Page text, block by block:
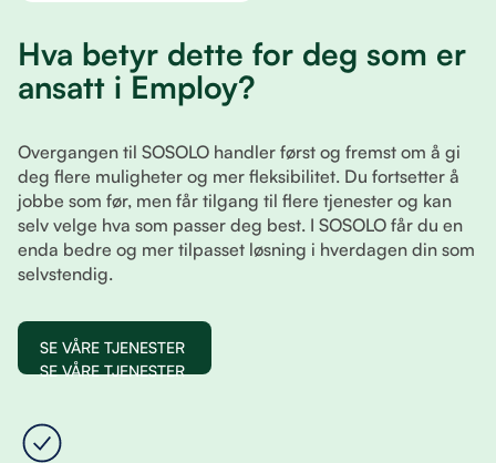
Hva betyr dette for deg som er
ansatt i Employ?
Overgangen til SOSOLO handler først og fremst om å gi
deg flere muligheter og mer fleksibilitet. Du fortsetter å
jobbe som før, men får tilgang til flere tjenester og kan
selv velge hva som passer deg best. I SOSOLO får du en
enda bedre og mer tilpasset løsning i hverdagen din som
selvstendig.
SE VÅRE TJENESTER
SE VÅRE TJENESTER